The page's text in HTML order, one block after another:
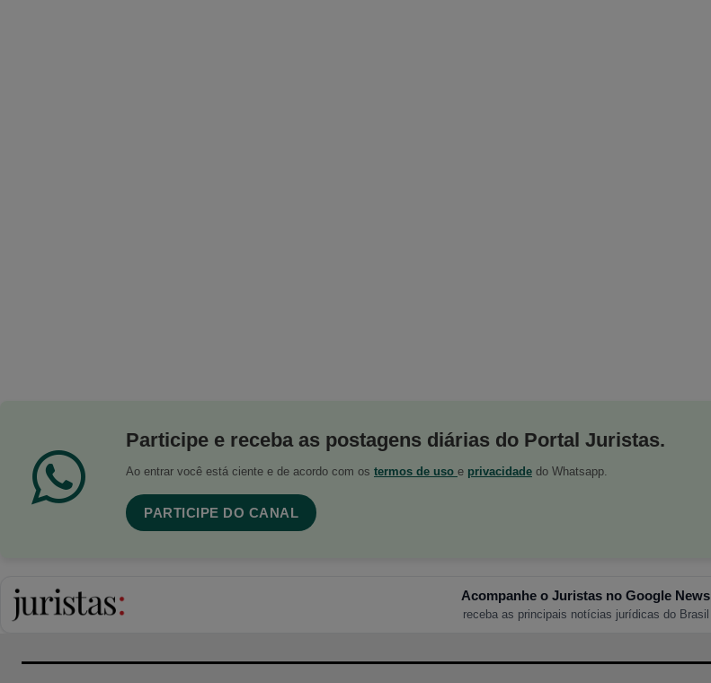
Participe e receba as postagens diárias do Portal Juristas.
Ao entrar você está ciente e de acordo com os termos de uso e privacidade do Whatsapp.
PARTICIPE DO CANAL
Acompanhe o Juristas no Google News
receba as principais notícias jurídicas do Brasil